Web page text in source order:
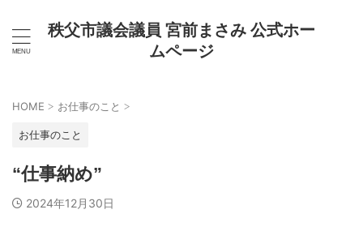
秩父市議会議員 宮前まさみ 公式ホー
ムページ
HOME > お仕事のこと >
お仕事のこと
“仕事納め”
2024年12月30日